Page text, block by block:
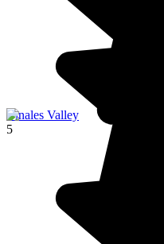
Vinales Valley
5